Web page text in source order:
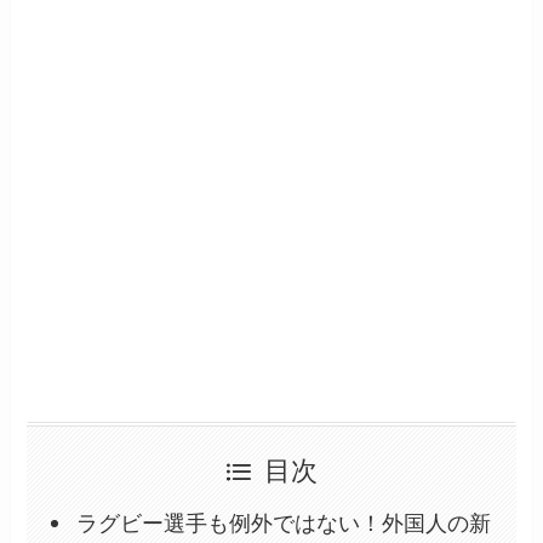
目次
ラグビー選手も例外ではない！外国人の新